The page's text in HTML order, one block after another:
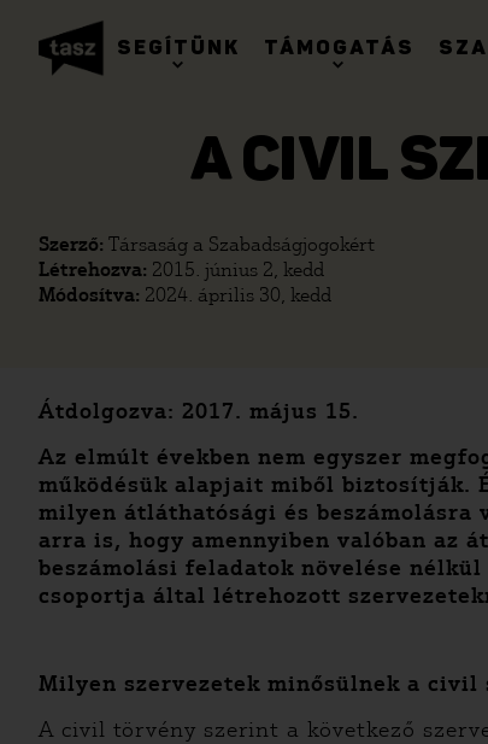
SEGÍTÜNK TÁMOGATÁS
A CIVIL
Szerző: Társaság a Szabadságjogokért
Létrehozva: 2015. június 2, kedd
Módosítva: 2024. április 30, kedd
Átdolgozva: 2017. május 15.
Az elmúlt években nem egyszer
működésük alapjait miből biztosítják.
milyen átláthatósági és beszámolásra
arra is, hogy amennyiben valóban az
beszámolási feladatok növelése
csoportja által létrehozott
Milyen szervezetek minősülnek a civil
A civil törvény szerint a következő